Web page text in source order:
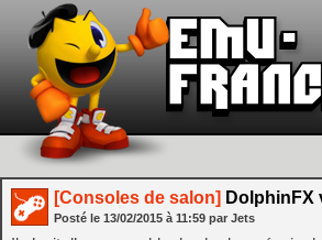
[Consoles de salon] DolphinFX
Posté le 13/02/2015 à 11:59 par Jets